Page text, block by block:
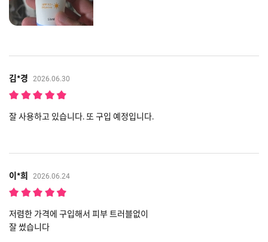
김*경 2026.06.30
잘 사용하고 있습니다. 또 구입 예정입니다.
이*희 2026.06.24
저렴한 가격에 구입해서 피부 트러블없이
잘 썼습니다